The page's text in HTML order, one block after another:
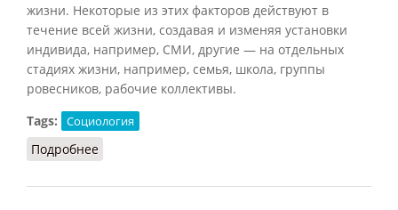
жизни. Некоторые из этих факторов действуют в
течение всей жизни, создавая и изменяя установки
индивида, например, СМИ, другие — на отдельных
стадиях жизни, например, семья, школа, группы
ровесников, рабочие коллективы.
Tags:
Социология
Подробнее